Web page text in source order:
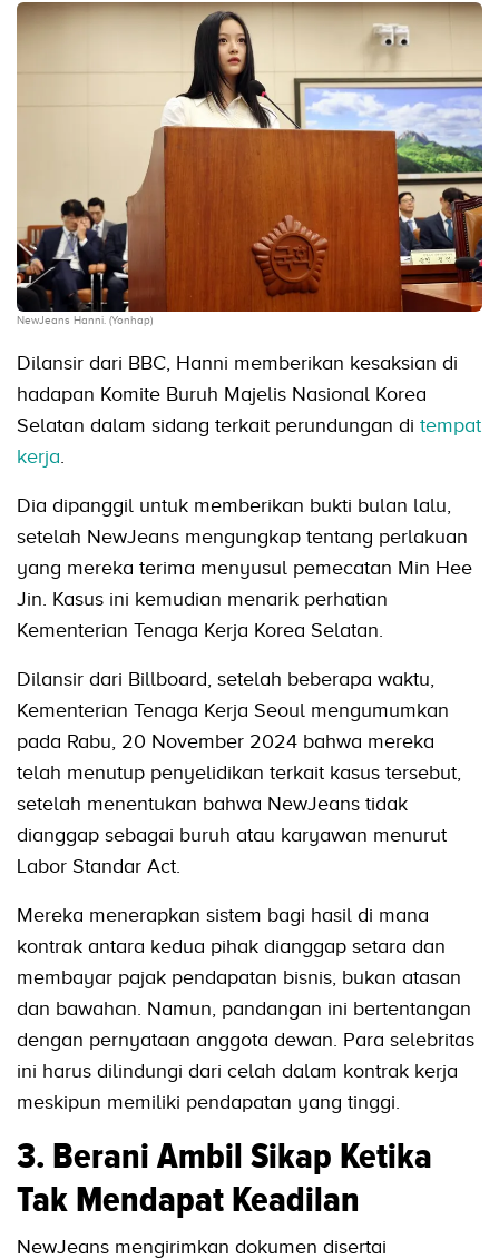
NewJeans Hanni. (Yonhap)
Dilansir dari BBC, Hanni memberikan kesaksian di
hadapan Komite Buruh Majelis Nasional Korea
Selatan dalam sidang terkait perundungan di tempat
kerja
Dia dipanggil untuk memberikan bukti bulan lalu,
setelah NewJeans mengungkap tentang perlakuan
yang mereka terima menyusul pemecatan Min Hee
Jin. Kasus ini kemudian menarik perhatian
Kementerian Tenaga Kerja Korea Selatan.
Dilansir dari Billboard, setelah beberapa waktu,
Kementerian Tenaga Kerja Seoul mengumumkan
pada Rabu, 20 November 2024 bahwa mereka
telah menutup penyelidikan terkait kasus tersebut,
setelah menentukan bahwa NewJeans tidak
dianggap sebagai buruh atau karyawan menurut
Labor Standar Act.
Mereka menerapkan sistem bagi hasil di mana
kontrak antara kedua pihak dianggap setara dan
membayar pajak pendapatan bisnis, bukan atasan
dan bawahan. Namun, pandangan ini bertentangan
dengan pernyataan anggota dewan. Para selebritas
ini harus dilindungi dari celah dalam kontrak kerja
meskipun memiliki pendapatan yang tinggi.
3. Berani Ambil Sikap Ketika
Tak Mendapat Keadilan
NewJeans mengirimkan dokumen disertai